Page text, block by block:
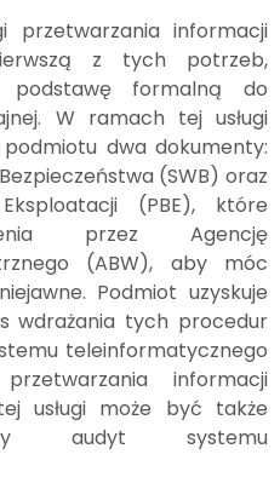
przetwarzania informacji
z tych potrzeb,
podstawę formalną do
W ramach tej usługi
dwa dokumenty:
(SWB) oraz
(PBE), które
przez Agencję
(ABW), aby móc
Podmiot uzyskuje
wdrażania tych procedur
teleinformatycznego
informacji
usługi może być także
audyt systemu